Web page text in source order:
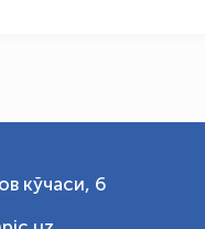
кўчаси, 6